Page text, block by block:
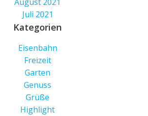
Juli 2021
Kategorien
Eisenbahn
Freizeit
Garten
Genuss
Grüße
Highlight